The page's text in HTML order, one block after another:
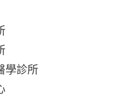
學診所